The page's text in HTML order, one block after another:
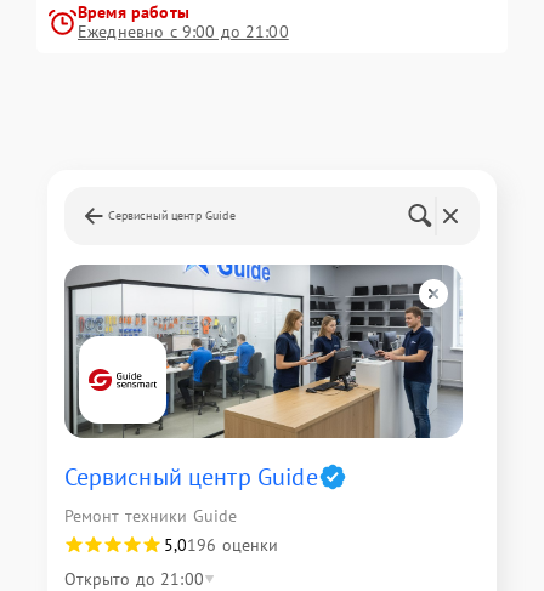
Время работы
Ежедневно с 9:00 до 21:00
Сервисный центр Guide
Сервисный центр Guide
Ремонт техники Guide
5,0196 оценки
Открыто до 21:00